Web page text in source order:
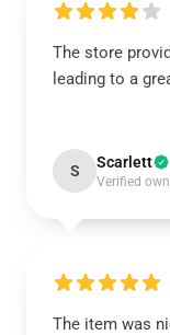
The store
leading to a
S Scarlett
Verified
The item was